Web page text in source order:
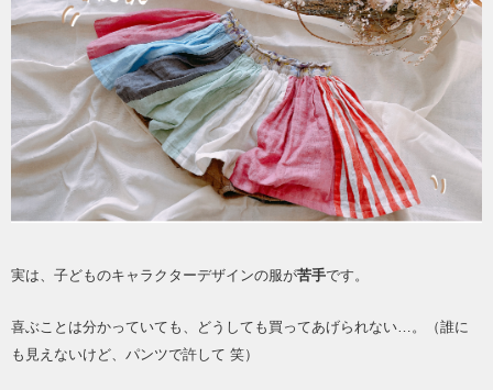
実は、子どものキャラクターデザインの服が苦手です。
喜ぶことは分かっていても、どうしても買ってあげられない…。（誰に
も見えないけど、パンツで許して 笑）